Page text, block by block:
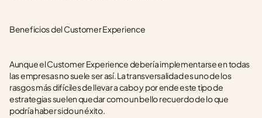
Beneficios del Customer Experience
Aunque el Customer Experience debería implementarse en todas
las empresas no suele ser así. La transversalidad es uno de los
rasgos más difíciles de llevar a cabo y por ende este tipo de
estrategias suelen quedar como un bello recuerdo de lo que
podría haber sido un éxito.